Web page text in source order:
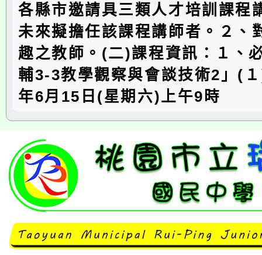
各縣市邀請具三類人才培訓課程
未來擬擔任該課程講師者。２、
趣之教師。(二)課程資訊：１、
輔3-3教學觀察與會談技術2」(
年6月15日(星期六)上午9時